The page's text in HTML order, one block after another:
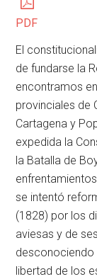
PDF
El
de fundarse la
encontramos
provinciales de
Cartagena y
expedida la
la Batalla de
se intentó
(1828) por los
aviesas y de
libertad de los